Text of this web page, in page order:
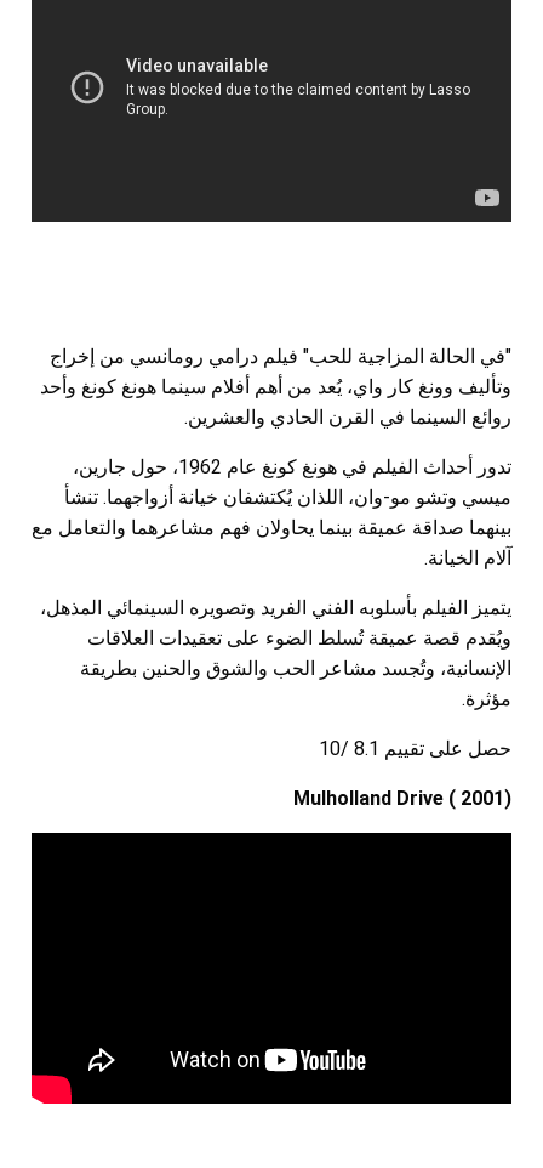
"في الحالة المزاجية للحب" فيلم درامي رومانسي من إخراج
وتأليف وونغ كار واي، يُعد من أهم أفلام سينما هونغ كونغ وأحد
روائع السينما في القرن الحادي والعشرين.
تدور أحداث الفيلم في هونغ كونغ عام 1962، حول جارين،
ميسي وتشو مو-وان، اللذان يُكتشفان خيانة أزواجهما. تنشأ
بينهما صداقة عميقة بينما يحاولان فهم مشاعرهما والتعامل مع
آلام الخيانة.
يتميز الفيلم بأسلوبه الفني الفريد وتصويره السينمائي المذهل،
ويُقدم قصة عميقة تُسلط الضوء على تعقيدات العلاقات
الإنسانية، وتُجسد مشاعر الحب والشوق والحنين بطريقة
مؤثرة.
حصل على تقييم 8.1 /10
Mulholland Drive ( 2001)